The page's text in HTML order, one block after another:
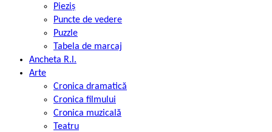
Pieziș
Puncte de vedere
Puzzle
Tabela de marcaj
Ancheta R.l.
Arte
Cronica dramatică
Cronica filmului
Cronica muzicală
Teatru